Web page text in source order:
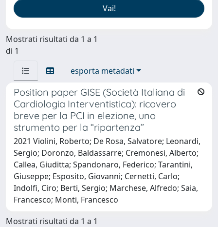
Mostrati risultati da 1 a 1
di 1
esporta metadati
Position paper GISE (Società Italiana di
Cardiologia Interventistica): ricovero
breve per la PCI in elezione, uno
strumento per la “ripartenza”
2021 Violini, Roberto; De Rosa, Salvatore; Leonardi,
Sergio; Doronzo, Baldassarre; Cremonesi, Alberto;
Callea, Giuditta; Spandonaro, Federico; Tarantini,
Giuseppe; Esposito, Giovanni; Cernetti, Carlo;
Indolfi, Ciro; Berti, Sergio; Marchese, Alfredo; Saia,
Francesco; Monti, Francesco
Mostrati risultati da 1 a 1